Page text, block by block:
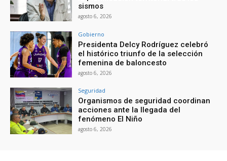
sismos
agosto 6, 2026
Gobierno
Presidenta Delcy Rodríguez celebró
el histórico triunfo de la selección
femenina de baloncesto
agosto 6, 2026
Seguridad
Organismos de seguridad coordinan
acciones ante la llegada del
fenómeno El Niño
agosto 6, 2026